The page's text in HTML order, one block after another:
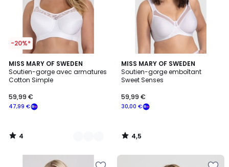
-20%*
MISS MARY OF SWEDEN
Soutien-gorge avec armatures
Cotton Simple
47,99 €
59,99 €
4
/
5
2
Couleurs
4
/
MISS MARY OF SWEDEN
Soutien-gorge emboîtant
Sweet Senses
30,00 €
59,99 €
4,5
/ 5
4,5
/